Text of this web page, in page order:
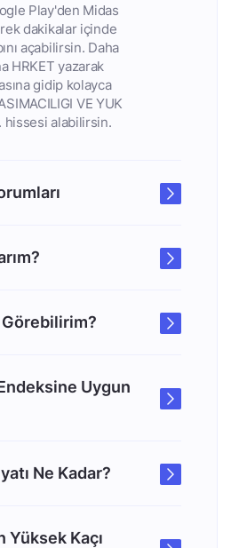
Play'den Midas
dakikalar içinde
açabilirsin. Daha
HRKET yazarak
gidip kolayca
VE YUK
hissesi alabilirsin.
Görebilirim?
Uygun
Ne Kadar?
Yüksek Kaçı